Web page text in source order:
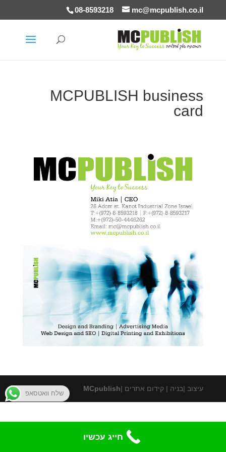
08-8593218 mc@mcpublish.co.il
MCPUBLISH business
card
עיצוב |בניה | קידום אתרים |MCpublish
שלח וואטסאפ
חייג עכשיו